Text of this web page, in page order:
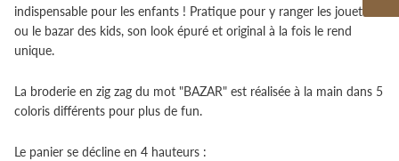
indispensable pour les enfants ! Pratique pour y ranger les jouets
ou le bazar des kids, son look épuré et original à la fois le rend
unique.
La broderie en zig zag du mot "BAZAR" est réalisée à la main dans 5
coloris différents pour plus de fun.
Le panier se décline en 4 hauteurs :